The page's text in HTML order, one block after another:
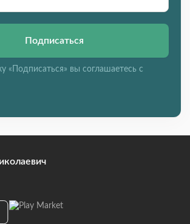
Подписаться
«Подписаться» вы соглашаетесь с